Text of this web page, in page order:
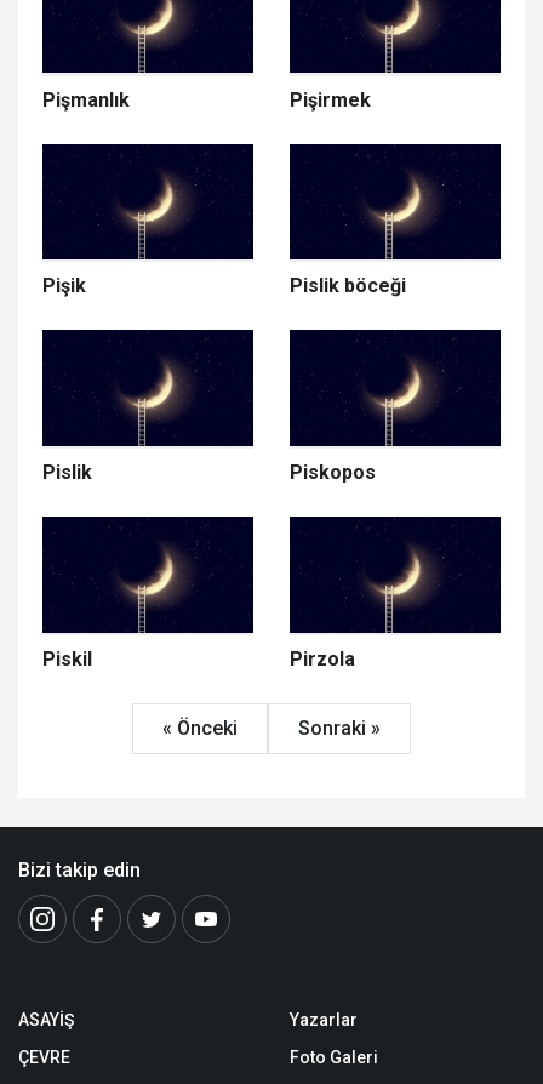
Pişmanlık Pişirmek
Pişik Pislik böceği
Pislik Piskopos
Piskil Pirzola
« Önceki Sonraki »
Bizi takip edin
ASAYİŞ
ÇEVRE
Yazarlar
Foto Galeri